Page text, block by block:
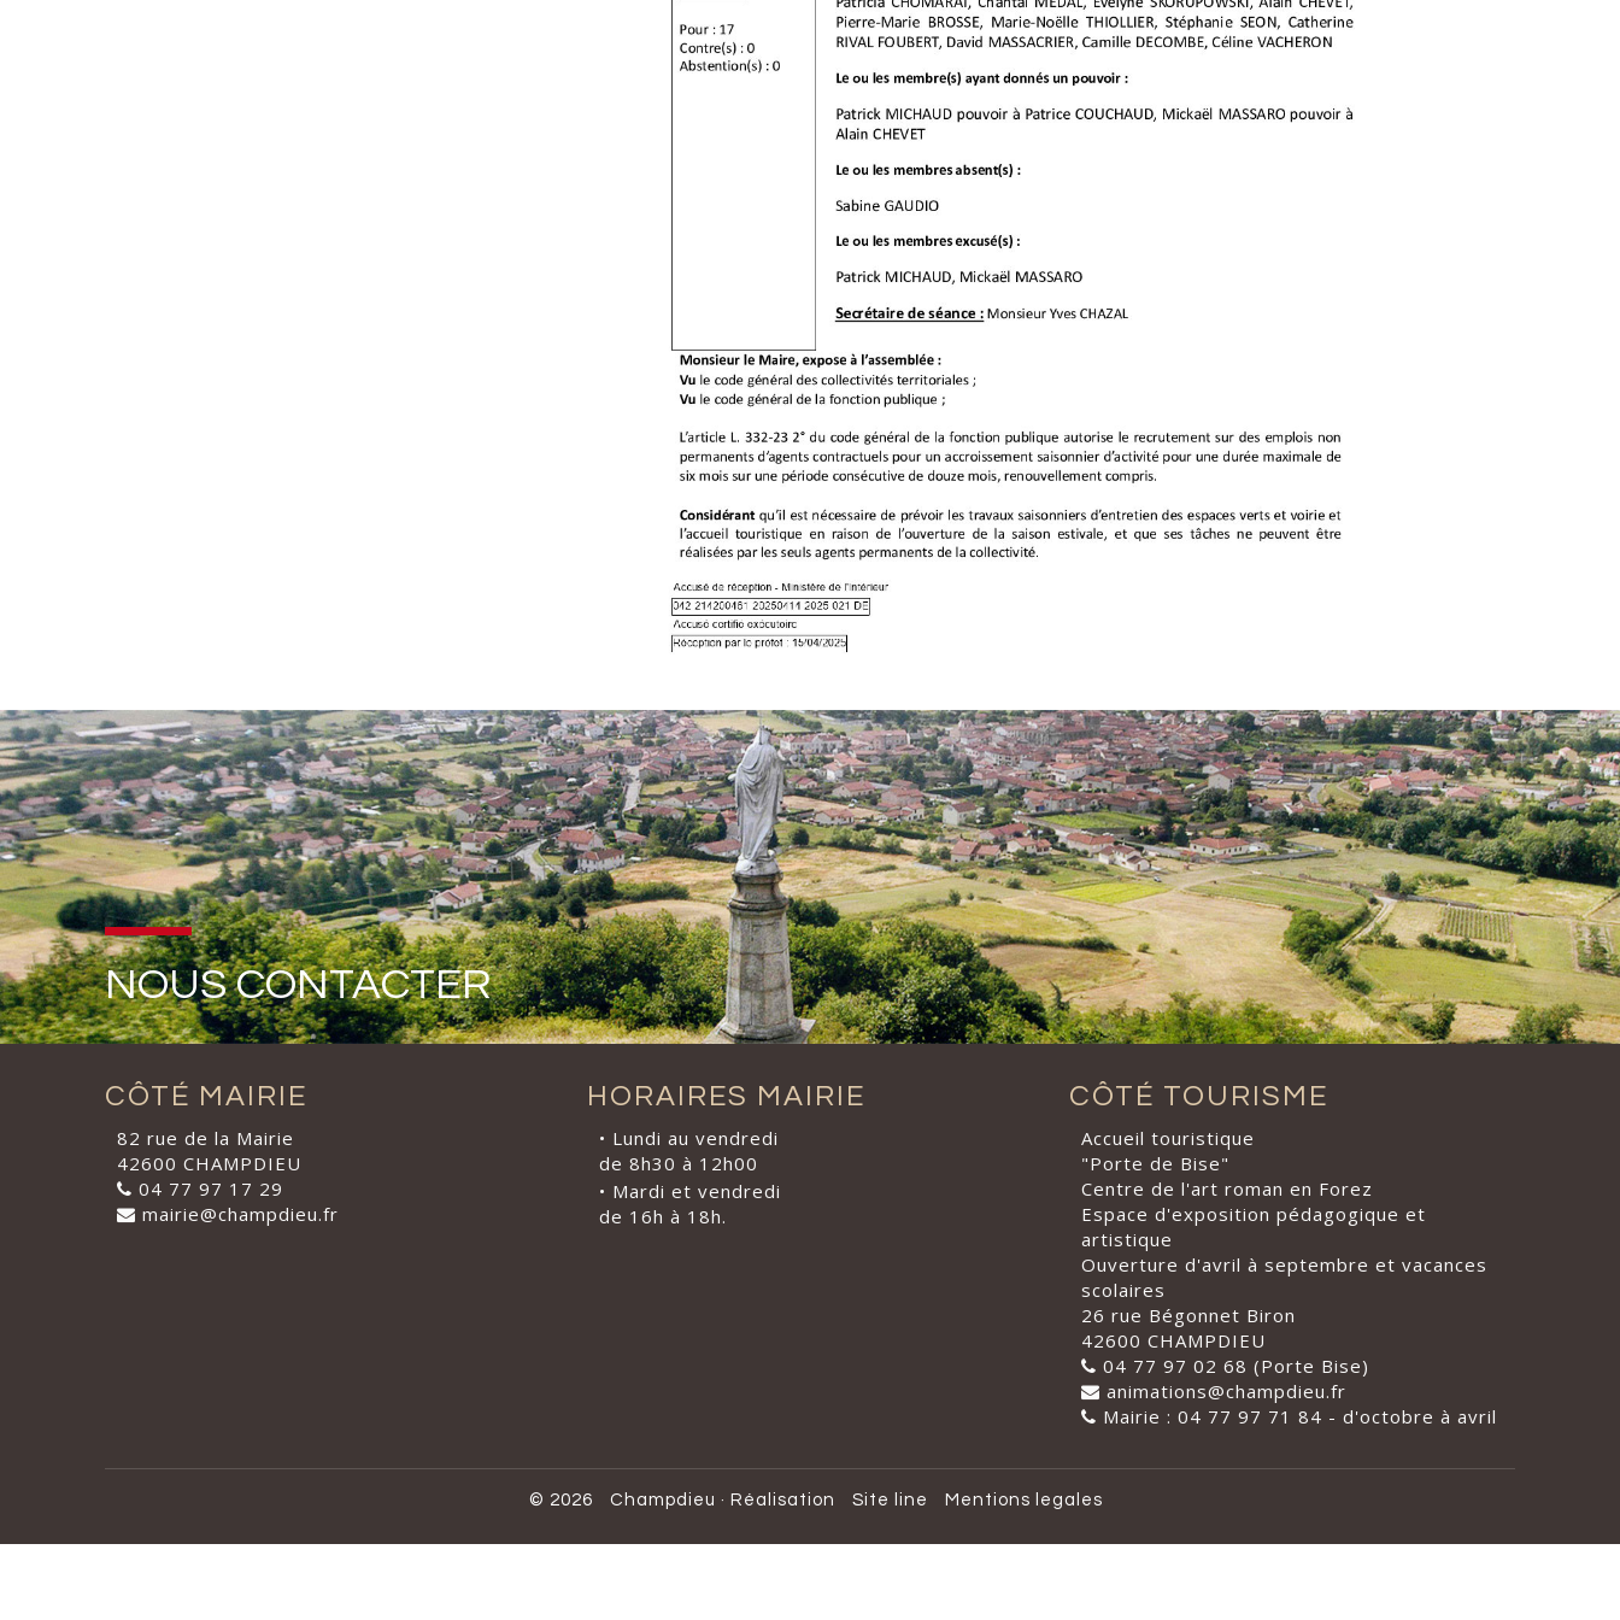
NOUS CONTACTER
CÔTÉ MAIRIE
82 rue de la Mairie
42600 CHAMPDIEU
04 77 97 17 29
mairie@champdieu.fr
HORAIRES MAIRIE
• Lundi au vendredi
de 8h30 à 12h00
• Mardi et vendredi
de 16h à 18h.
CÔTÉ TOURISME
Accueil touristique
"Porte de Bise"
Centre de l'art roman en Forez
Espace d'exposition pédagogique et
artistique
Ouverture d'avril à septembre et vacances
scolaires
26 rue Bégonnet Biron
42600 CHAMPDIEU
04 77 97 02 68 (Porte Bise)
animations@champdieu.fr
Mairie : 04 77 97 71 84 - d'octobre à avril
© 2026 Champdieu · Réalisation Site line Mentions legales